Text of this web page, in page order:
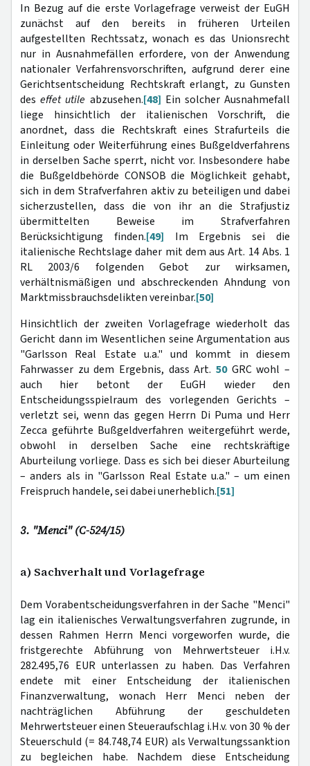
In Bezug auf die erste Vorlagefrage verweist der EuGH
zunächst auf den bereits in früheren Urteilen
aufgestellten Rechtssatz, wonach es das Unionsrecht
nur in Ausnahmefällen erfordere, von der Anwendung
nationaler Verfahrensvorschriften, aufgrund derer eine
Gerichtsentscheidung Rechtskraft erlangt, zu Gunsten
deseffet utile abzusehen.[48] Ein solcher Ausnahmefall
liege hinsichtlich der italienischen Vorschrift, die
anordnet, dass die Rechtskraft eines Strafurteils die
Einleitung oder Weiterführung eines Bußgeldverfahrens
in derselben Sache sperrt, nicht vor. Insbesondere habe
die Bußgeldbehörde CONSOB die Möglichkeit gehabt,
sich in dem Strafverfahren aktiv zu beteiligen und dabei
sicherzustellen, dass die von ihr an die Strafjustiz
übermittelten Beweise im Strafverfahren
Berücksichtigung finden.[49] Im Ergebnis sei die
italienische Rechtslage daher mit dem aus Art. 14 Abs. 1
RL 2003/6 folgenden Gebot zur wirksamen,
verhältnismäßigen und abschreckenden Ahndung von
Marktmissbrauchsdelikten vereinbar.[50]
Hinsichtlich der zweiten Vorlagefrage wiederholt das
Gericht dann im Wesentlichen seine Argumentation aus
"Garlsson Real Estate u.a." und kommt in diesem
Fahrwasser zu dem Ergebnis, dass Art. 50GRC wohl –
auch hier betont der EuGH wieder den
Entscheidungsspielraum des vorlegenden Gerichts –
verletzt sei, wenn das gegen Herrn Di Puma und Herr
Zecca geführte Bußgeldverfahren weitergeführt werde,
obwohl in derselben Sache eine rechtskräftige
Aburteilung vorliege. Dass es sich bei dieser Aburteilung
– anders als in "Garlsson Real Estate u.a." – um einen
Freispruch handele, sei dabei unerheblich.[51]
3. "Menci" (C-524/15)
a) Sachverhalt und Vorlagefrage
Dem Vorabentscheidungsverfahren in der Sache "Menci"
lag ein italienisches Verwaltungsverfahren zugrunde, in
dessen Rahmen Herrn Menci vorgeworfen wurde, die
fristgerechte Abführung von Mehrwertsteuer i.H.v.
282.495,76 EUR unterlassen zu haben. Das Verfahren
endete mit einer Entscheidung der italienischen
Finanzverwaltung, wonach Herr Menci neben der
nachträglichen Abführung der geschuldeten
Mehrwertsteuer einen Steueraufschlag i.H.v. von 30 % der
Steuerschuld (= 84.748,74 EUR) als Verwaltungssanktion
zu begleichen habe. Nachdem diese Entscheidung